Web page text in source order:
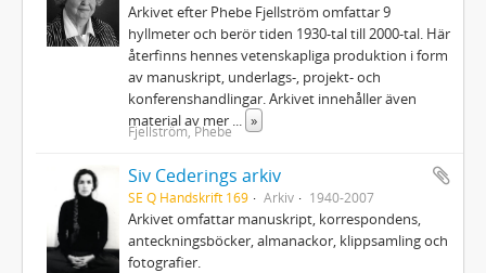
Arkivet efter Phebe Fjellström omfattar 9
hyllmeter och berör tiden 1930‐tal till 2000‐tal. Här
återfinns hennes vetenskapliga produktion i form
av manuskript, underlags‐, projekt‐ och
konferenshandlingar. Arkivet innehåller även
material av mer
»
Fjellström, Phebe
Siv Cederings arkiv
SE Q Handskrift 169 Arkiv 1940-2007
Arkivet omfattar manuskript, korrespondens,
anteckningsböcker, almanackor, klippsamling och
fotografier.